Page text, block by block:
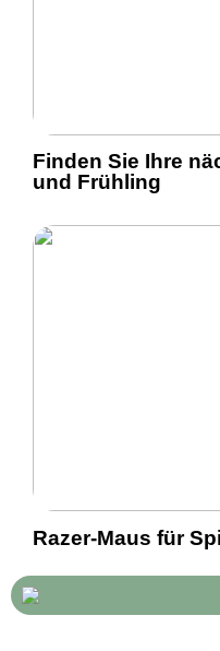
Finden Sie Ihre
und Frühling
Razer-Maus für